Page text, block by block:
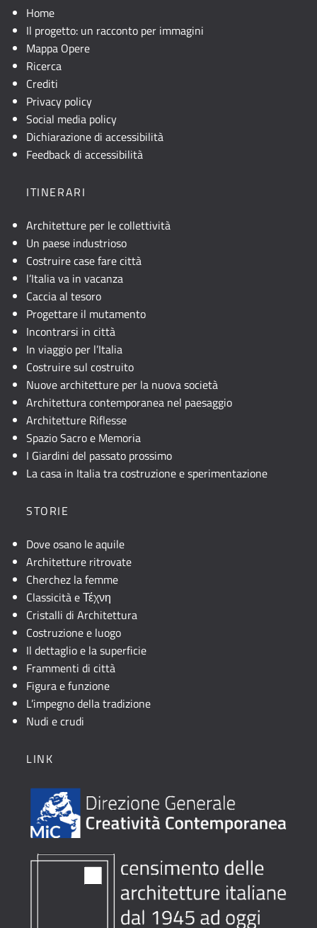
dell'opera.
mappa
non
visibile,
consultare
testuale
attivare
JavaScript.
Home
Il progetto: un racconto per immagini
Mappa Opere
Ricerca
Crediti
Privacy policy
Social media policy
Dichiarazione di accessibilità
Feedback di accessibilità
ITINERARI
Architetture per le collettività
Un paese industrioso
Costruire case fare città
l’Italia va in vacanza
Caccia al tesoro
Progettare il mutamento
Incontrarsi in città
In viaggio per l’Italia
Costruire sul costruito
Nuove architetture per la nuova società
Architettura contemporanea nel paesaggio
Architetture Riflesse
Spazio Sacro e Memoria
I Giardini del passato prossimo
La casa in Italia tra costruzione e sperimentazione
STORIE
Dove osano le aquile
Architetture ritrovate
Cherchez la femme
Classicità e Τέχνη
Cristalli di Architettura
Costruzione e luogo
Il dettaglio e la superficie
Frammenti di città
Figura e funzione
L’impegno della tradizione
Nudi e crudi
LINK